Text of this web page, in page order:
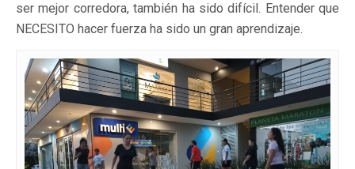
ser mejor corredora, también ha sido difícil. Entender que
NECESITO hacer fuerza ha sido un gran aprendizaje.